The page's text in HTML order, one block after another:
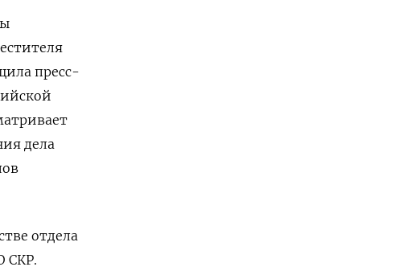
пресс-
дела
отдела
СКР.